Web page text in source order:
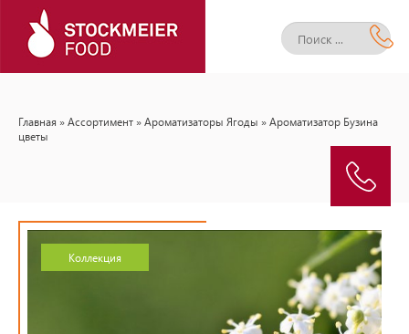
Главная »Ассортимент »Ароматизаторы Ягоды » Ароматизатор Бузина
цветы
Коллекция